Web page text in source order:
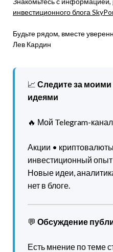
инвестиционного блога
Будьте рядом, вместе
Лев Кардин
📈 Следите за
идеями
🔥 Мой Telegram-
Акции •
инвестиционный опыт
Новые идеи,
нет в блоге.
💬 Обсуждение
Есть мнение по теме